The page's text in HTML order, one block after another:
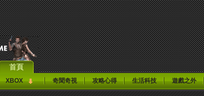
首頁
XBOX 奇聞奇視 攻略心得 生活科技 遊戲之外